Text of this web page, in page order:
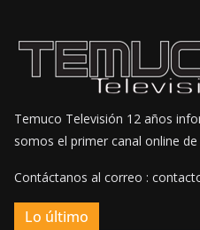
Temuco Televisión 12 años
somos el primer canal online de
Contáctanos al correo :
Lo último